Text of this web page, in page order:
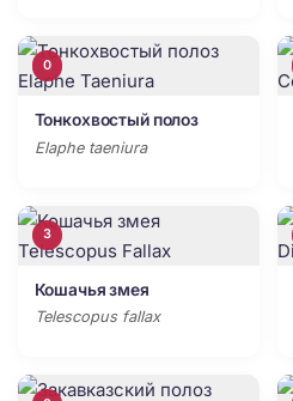
0
Тонкохвостый полоз
Elaphe taeniura
3
Кошачья змея
Telescopus fallax